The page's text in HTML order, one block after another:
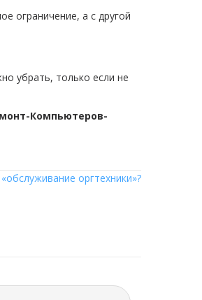
ограничение, а с другой
убрать, только если не
Компьютеров-
оргтехники»?